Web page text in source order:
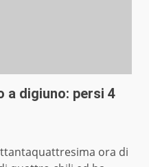
a digiuno: persi 4
ora di